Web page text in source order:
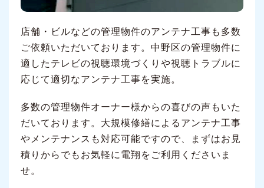
店舗・ビルなどの管理物件のアンテナ工事も多数
ご依頼いただいております。中野区の管理物件に
適したテレビの視聴環境づくりや視聴トラブルに
応じて適切なアンテナ工事を実施。
多数の管理物件オーナー様からの喜びの声もいた
だいております。大規模修繕によるアンテナ工事
やメンテナンスも対応可能ですので、まずはお見
積りからでもお気軽に電翔をご利用くださいま
せ。